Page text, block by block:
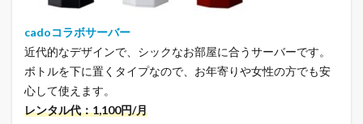
cadoコラボサーバー
近代的なデザインで、シックなお部屋に合うサーバーです。
ボトルを下に置くタイプなので、お年寄りや女性の方でも安
心して使えます。
レンタル代：1,100円/月